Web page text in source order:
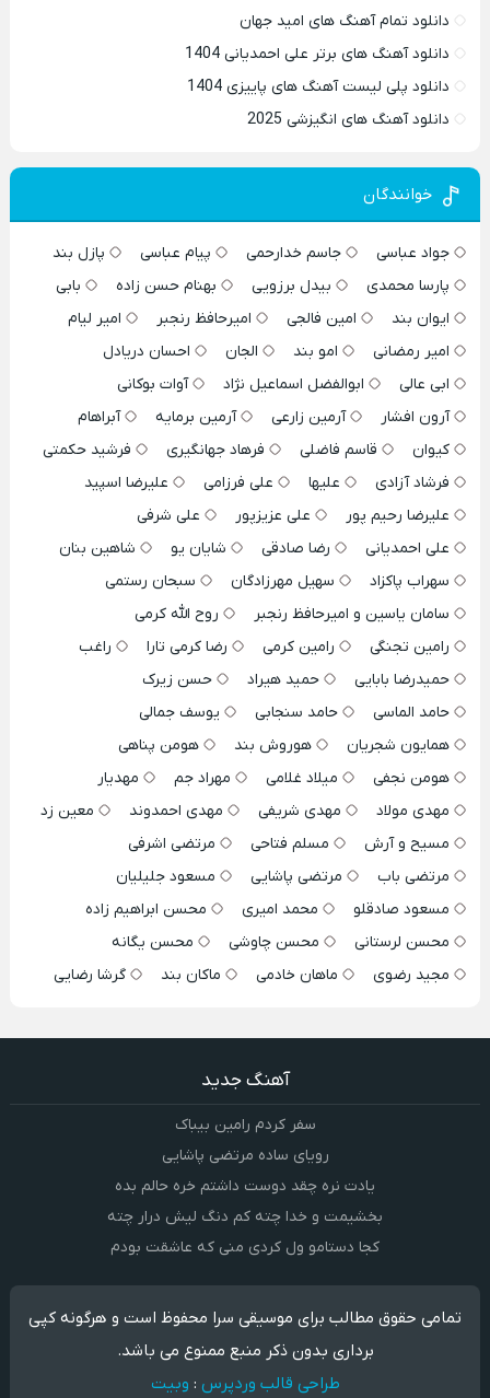
دانلود تمام آهنگ های امید جهان
دانلود آهنگ های برتر علی احمدیانی 1404
دانلود پلی لیست آهنگ های پاییزی 1404
دانلود آهنگ های انگیزشی 2025
خوانندگان
جواد عباسی جاسم خدارحمی پیام عباسی
پازل بند
پارسا محمدی
بیدل برزویی بهنام حسن زاده
بابی
ایوان بند
امین فالجی امیرحافظ رنجبر
امیر لیام
امیر رمضانی
امو بند الجان
احسان دریادل
ابی عالی
ابوالفضل اسماعیل نژاد
آوات بوکانی
آرون افشار
آرمین زارعی آرمین برمایه
آبراهام
کیوان
قاسم فاضلی فرهاد جهانگیری
فرشید حکمتی
فرشاد آزادی
علیها علی فرزامی
علیرضا اسپید
علیرضا رحیم پور
علی عزیزپور
علی شرفی
علی احمدیانی
رضا صادقی شایان یو
شاهین بنان
سهراب پاکزاد
سهیل مهرزادگان
سبحان رستمی
سامان یاسین و امیرحافظ رنجبر
روح الله کرمی
رامین تجنگی
رامین کرمی رضا کرمی تارا
راغب
حمیدرضا بابایی
حمید هیراد
حسن زیرک
حامد الماسی
حامد سنجابی
یوسف جمالی
همایون شجریان
هوروش بند
هومن پناهی
هومن نجفی
میلاد غلامی مهراد جم
مهدیار
مهدی مولاد
مهدی شریفی مهدی احمدوند
معین زد
مسیح و آرش
مسلم فتاحی
مرتضی اشرفی
مرتضی باب
مرتضی پاشایی
مسعود جلیلیان
مسعود صادقلو
محمد امیری
محسن ابراهیم زاده
محسن لرستانی
محسن چاوشی
محسن یگانه
مجید رضوی
ماهان خادمی ماکان بند گرشا رضایی
آهنگ جدید
سفر کردم رامین بیباک
رویای ساده مرتضی پاشایی
یادت نره چقد دوست داشتم خره حالم بده
بخشیمت و خدا چته کم دنگ لیش درار چته
کجا دستامو ول کردی منی که عاشقت بودم
تمامی حقوق مطالب برای موسیقی سرا محفوظ است و هرگونه کپی
برداری بدون ذکر منبع ممنوع می باشد.
طراحی قالب وردپرس : وبیت